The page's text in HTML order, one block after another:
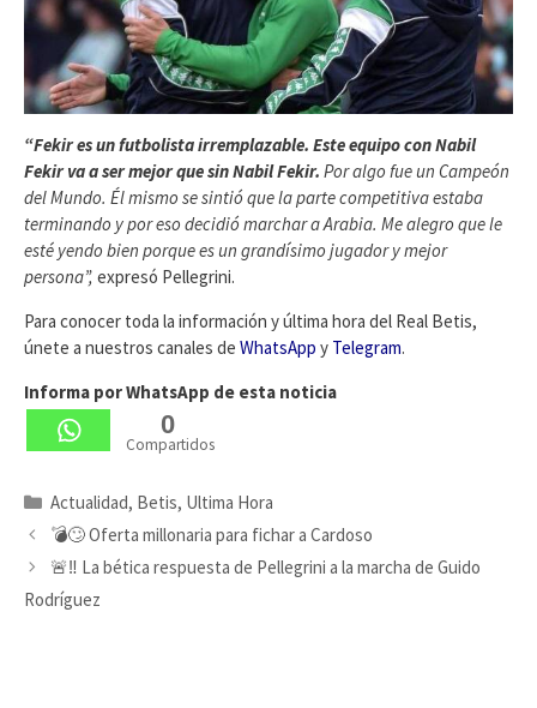
“Fekir es un futbolista irremplazable. Este equipo con Nabil
Fekir va a ser mejor que sin Nabil Fekir. Por algo fue un Campeón
del Mundo. Él mismo se sintió que la parte competitiva estaba
terminando y por eso decidió marchar a Arabia. Me alegro que le
esté yendo bien porque es un grandísimo jugador y mejor
persona”, expresó Pellegrini.
Para conocer toda la información y última hora del Real Betis,
únete a nuestros canales de WhatsApp y Telegram.
Informa por WhatsApp de esta noticia
0
Compartidos
Categorías
Actualidad, Betis, Ultima Hora
💣🙄 Oferta millonaria para fichar a Cardoso
🚨‼️ La bética respuesta de Pellegrini a la marcha de Guido
Rodríguez